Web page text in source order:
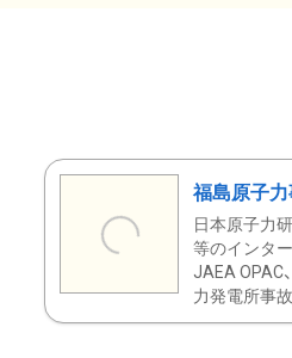
福島原子
日本原子力
等のインタ
JAEA OPAC
力発電所事